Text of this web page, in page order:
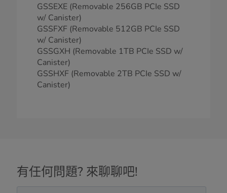
GSSEXE (Removable 256GB PCIe SSD
w/ Canister)
GSSFXF (Removable 512GB PCIe SSD
w/ Canister)
GSSGXH (Removable 1TB PCIe SSD w/
Canister)
GSSHXF (Removable 2TB PCIe SSD w/
Canister)
有任何問題? 來聊聊吧!